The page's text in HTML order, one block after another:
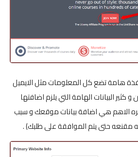
هامة تضع كل المعلومات مثل الايميل
كثير البيانات الهامة التي يلزم اضافتها
الاهم هي اضافة بيانات موقعك و سبب
مقنعه حتى يتم الموافقة على طلبك) .